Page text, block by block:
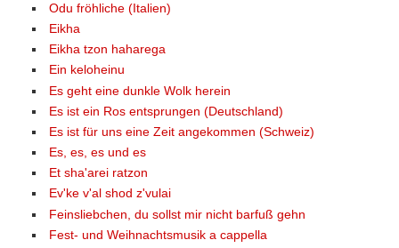
Odu fröhliche (Italien)
Eikha
Eikha tzon haharega
Ein keloheinu
Es geht eine dunkle Wolk herein
Es ist ein Ros entsprungen (Deutschland)
Es ist für uns eine Zeit angekommen (Schweiz)
Es, es, es und es
Et sha'arei ratzon
Ev'ke v'al shod z'vulai
Feinsliebchen, du sollst mir nicht barfuß gehn
Fest- und Weihnachtsmusik a cappella